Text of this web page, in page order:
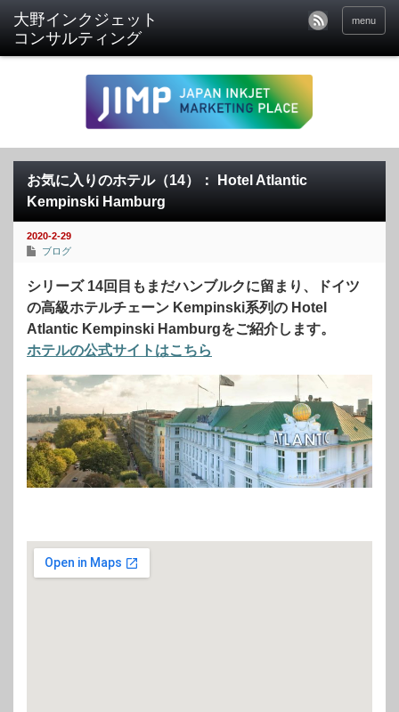
menu
お気に入りのホテル（14）： Hotel Atlantic
Kempinski Hamburg
2020-2-29
ブログ
シリーズ 14回目もまだハンブルクに留まり、ドイツ
の高級ホテルチェーン Kempinski系列の Hotel
Atlantic Kempinski Hamburgをご紹介します。
ホテルの公式サイトはこちら